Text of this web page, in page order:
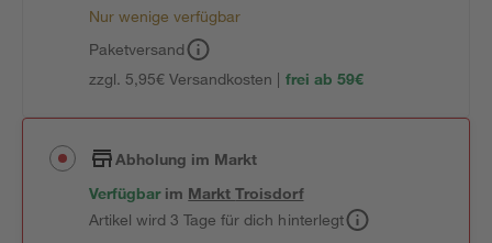
Nur wenige verfügbar
Paketversand
zzgl. 5,95€ Versandkosten | frei ab 59€
Abholung im Markt
Verfügbar im MarktTroisdorf
Artikel wird 3 Tage für dich hinterlegt